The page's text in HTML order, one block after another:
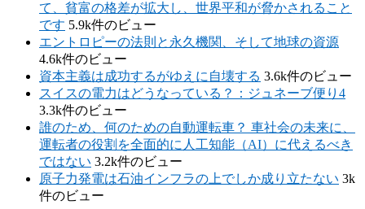
て、貧富の格差が拡大し、世界平和が脅かされること
です 5.9k件のビュー
エントロピーの法則と永久機関、そして地球の資源
4.6k件のビュー
資本主義は成功するがゆえに自壊する 3.6k件のビュー
スイスの電力はどうなっている？：ジュネーブ便り4
3.3k件のビュー
誰のため、何のための自動運転車？ 車社会の未来に、
運転者の役割を全面的に人工知能（AI）に代えるべき
ではない 3.2k件のビュー
原子力発電は石油インフラの上でしか成り立たない 3k
件のビュー